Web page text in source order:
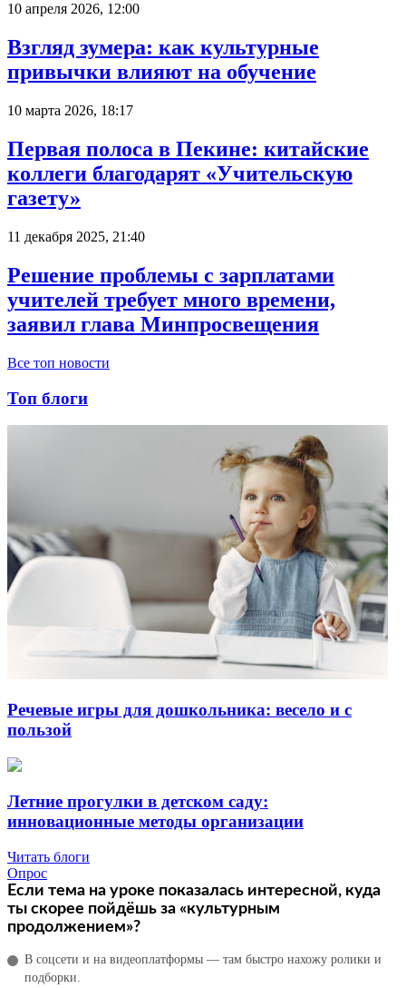
10 апреля 2026, 12:00
Взгляд зумера: как культурные
привычки влияют на обучение
10 марта 2026, 18:17
Первая полоса в Пекине: китайские
коллеги благодарят «Учительскую
газету»
11 декабря 2025, 21:40
Решение проблемы с зарплатами
учителей требует много времени,
заявил глава Минпросвещения
Все топ новости
Топ блоги
Речевые игры для дошкольника: весело и с
пользой
Летние прогулки в детском саду:
инновационные методы организации
Читать блоги
Опрос
Если тема на уроке показалась интересной, куда
ты скорее пойдёшь за «культурным
продолжением»?
В соцсети и на видеоплатформы — там быстро нахожу ролики и
подборки.